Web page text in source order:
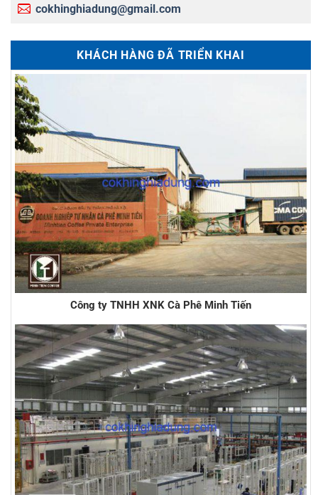
cokhinghiadung@gmail.com
KHÁCH HÀNG ĐÃ TRIỂN KHAI
Công ty TNHH XNK Cà Phê Minh Tiến